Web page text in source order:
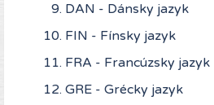
DAN - Dánsky jazyk
FIN - Fínsky jazyk
FRA - Francúzsky jazyk
GRE - Grécky jazyk